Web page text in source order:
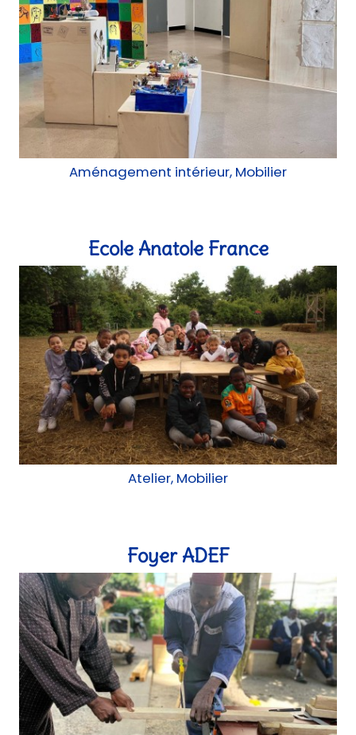
Ecole Anatole France
Atelier, Mobilier
Foyer ADEF
Atelier
Barbecue mobile